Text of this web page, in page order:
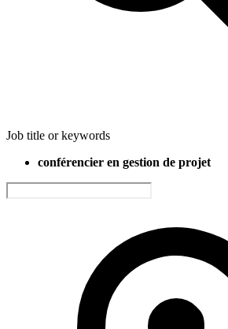
Job title or keywords
conférencier en gestion de projet